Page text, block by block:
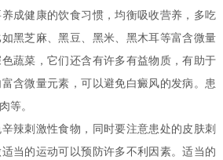
健康的饮食习惯，均衡吸收营养，多吃
黑芝麻、黑豆、黑米、黑木耳等富含微量
蔬菜，它们还含有许多有益物质，有助于
含微量元素，可以避免白癜风的发病。患
等。
刺激性食物，同时要注意患处的皮肤刺
当的运动可以预防许多不利因素。适当的